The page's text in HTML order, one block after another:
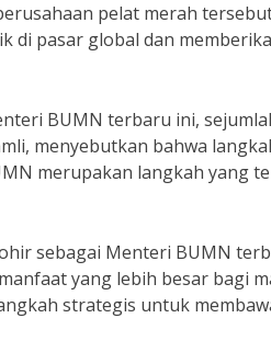
pelat merah
di pasar global dan
BUMN terbaru ini,
menyebutkan bahwa
merupakan langkah yang
sebagai Menteri BUMN
yang lebih besar bagi
strategis untuk